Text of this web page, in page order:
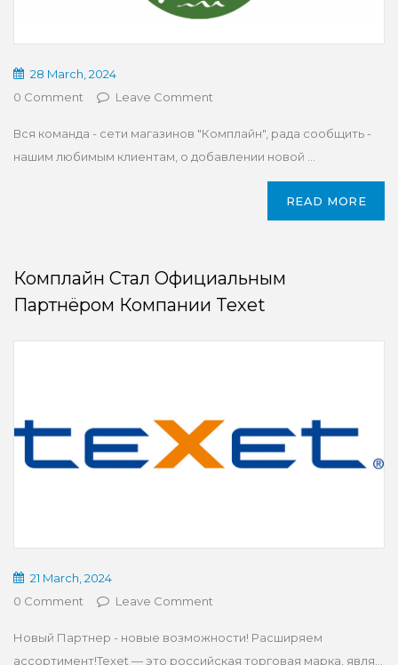
28 March, 2024
0 Comment
Leave Comment
Вся команда - сети магазинов "Комплайн", рада сообщить -
нашим любимым клиентам, о добавлении новой ...
READ MORE
Комплайн Стал Официальным
Партнёром Компании Texet
21 March, 2024
0 Comment
Leave Comment
Новый Партнер - новые возможности! Расширяем
ассортимент!Texet — это российская торговая марка, явля...